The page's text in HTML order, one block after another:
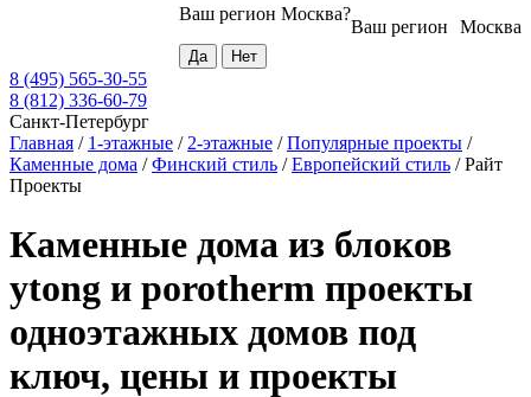
Москва
Ваш регион
Ваш регион Москва?
8 (495) 565-30-55
8 (812) 336-60-79
Санкт-Петербург
Главная / 1-этажные / 2-этажные /Популярные проекты /
Каменные дома /Финский стиль /Европейский стиль /Райт
Проекты
Каменные дома из блоков
ytong и porotherm проекты
одноэтажных домов под
ключ, цены и проекты